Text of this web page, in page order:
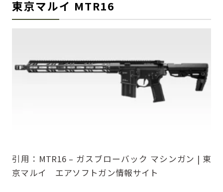
東京マルイ MTR16
引用： MTR16 – ガスブローバック マシンガン | 東
京マルイ エアソフトガン情報サイト